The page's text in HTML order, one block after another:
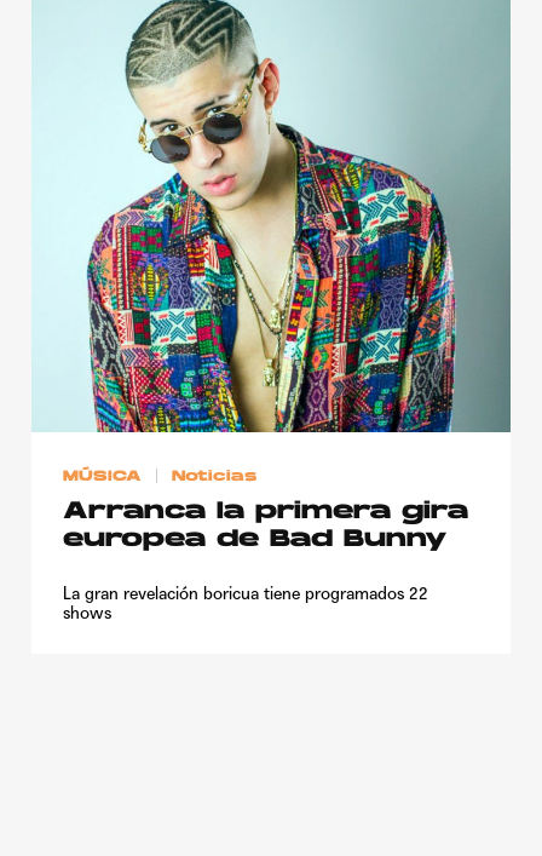
MÚSICA Noticias
Arranca la primera gira
europea de Bad Bunny
La gran revelación boricua tiene programados 22
shows